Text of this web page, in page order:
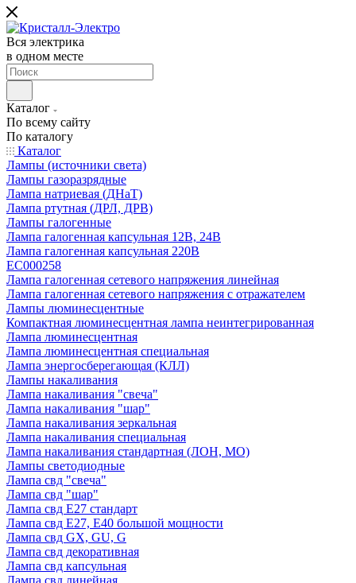
Вся электрика
в одном месте
Каталог
По всему сайту
По каталогу
Каталог
Лампы (источники света)
Лампы газоразрядные
Лампа натриевая (ДНаТ)
Лампа ртутная (ДРЛ, ДРВ)
Лампы галогенные
Лампа галогенная капсульная 12В, 24В
Лампа галогенная капсульная 220В
EC000258
Лампа галогенная сетевого напряжения линейная
Лампа галогенная сетевого напряжения с отражателем
Лампы люминесцентные
Компактная люминесцентная лампа неинтегрированная
Лампа люминесцентная
Лампа люминесцентная специальная
Лампа энергосберегающая (КЛЛ)
Лампы накаливания
Лампа накаливания "свеча"
Лампа накаливания "шар"
Лампа накаливания зеркальная
Лампа накаливания специальная
Лампа накаливания стандартная (ЛОН, МО)
Лампы светодиодные
Лампа свд "свеча"
Лампа свд "шар"
Лампа свд E27 стандарт
Лампа свд E27, Е40 большой мощности
Лампа свд GX, GU, G
Лампа свд декоративная
Лампа свд капсульная
Лампа свд линейная